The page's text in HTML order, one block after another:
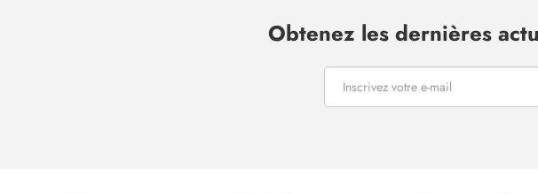
Obtenez les dernières